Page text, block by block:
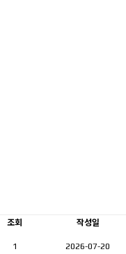
조회 작성일
1 2026-07-20